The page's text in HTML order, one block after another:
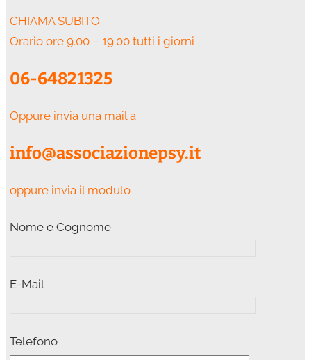
CHIAMA SUBITO
Orario ore 9.00 – 19.00 tutti i giorni
06-64821325
Oppure invia una mail a
info@associazionepsy.it
oppure invia il modulo
Nome e Cognome
E-Mail
Telefono